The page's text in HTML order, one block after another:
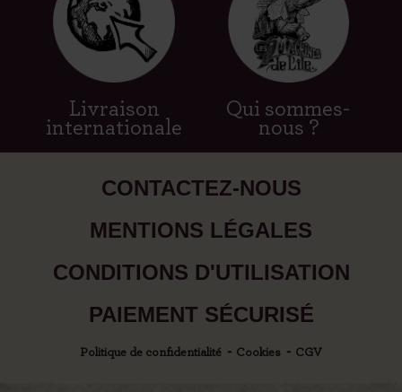
Livraison
internationale
Qui sommes-
nous ?
CONTACTEZ-NOUS
MENTIONS LÉGALES
CONDITIONS D'UTILISATION
PAIEMENT SÉCURISÉ
Politique de confidentialité Cookies CGV